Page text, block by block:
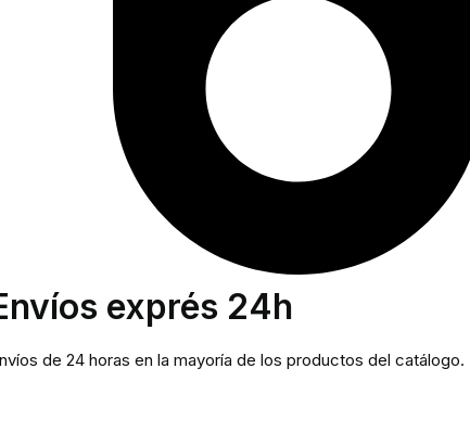
exprés 24h
de 24 horas en la mayoría de los productos del catálogo.